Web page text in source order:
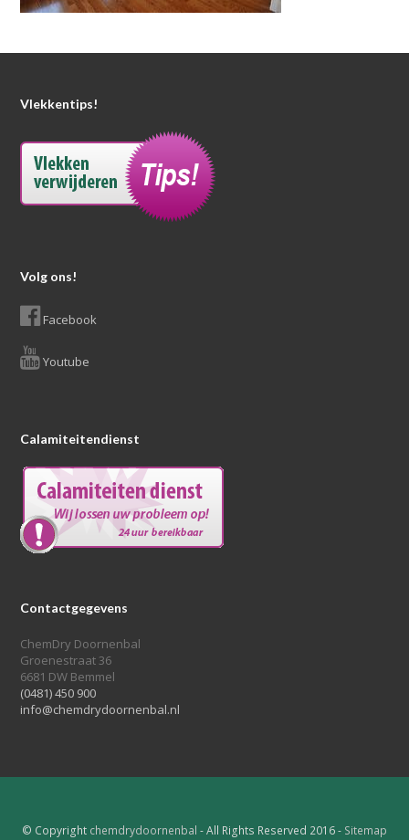
Vlekkentips!
Volg ons!
Facebook
Youtube
Calamiteitendienst
Contactgegevens
ChemDry Doornenbal
Groenestraat 36
6681 DW Bemmel
(0481) 450 900
info@chemdrydoornenbal.nl
© Copyright chemdrydoornenbal - All Rights Reserved 2016 - Sitemap